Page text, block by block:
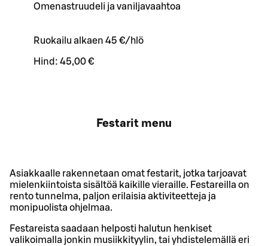
Omenastruudeli ja vaniljavaahtoa
Ruokailu alkaen 45 €/hlö
Hind: 45,00 €
Festarit menu
Asiakkaalle rakennetaan omat festarit, jotka tarjoavat
mielenkiintoista sisältöä kaikille vieraille. Festareilla on
rento tunnelma, paljon erilaisia aktiviteetteja ja
monipuolista ohjelmaa.
Festareista saadaan helposti halutun henkiset
valikoimalla jonkin musiikkityylin, tai yhdistelemällä eri